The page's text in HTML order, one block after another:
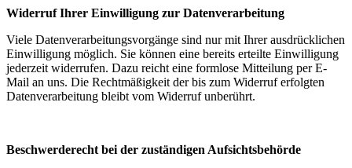
Widerruf Ihrer Einwilligung zur Datenverarbeitung
Viele Datenverarbeitungsvorgänge sind nur mit Ihrer ausdrücklichen
Einwilligung möglich. Sie können eine bereits erteilte Einwilligung
jederzeit widerrufen. Dazu reicht eine formlose Mitteilung per E-
Mail an uns. Die Rechtmäßigkeit der bis zum Widerruf erfolgten
Datenverarbeitung bleibt vom Widerruf unberührt.
Beschwerderecht bei der zuständigen Aufsichtsbehörde